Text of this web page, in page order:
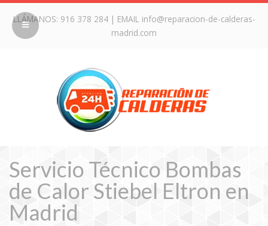
LLÁMANOS: 916 378 284| EMAIL info@reparacion-de-calderas-
madrid.com
Servicio Técnico Bombas
de Calor Stiebel Eltron en
Madrid